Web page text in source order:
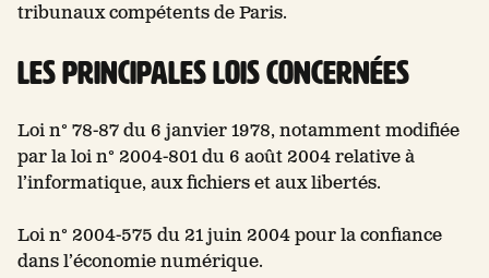
tribunaux compétents de Paris.
Les principales lois concernées
Loi n° 78-87 du 6 janvier 1978, notamment modifiée
par la loi n° 2004-801 du 6 août 2004 relative à
l’informatique, aux fichiers et aux libertés.
Loi n° 2004-575 du 21 juin 2004 pour la confiance
dans l’économie numérique.